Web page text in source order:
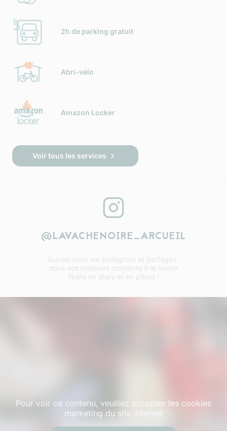
2h de parking gratuit
Abri-vélo
Amazon Locker
Voir tous les services
@LAVACHENOIRE_ARCUEIL
Suivez-nous sur Instagram et partagez-
nous vos meilleurs moments à la Vache
Noire en story et en photo !
Pour voir ce contenu, veuillez accepter les cookies
marketing du site internet